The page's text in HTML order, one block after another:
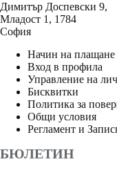
Димитър Доспевски 9,
Младост 1, 1784
София
Начин на плащане
Вход в профила
Управление на
Бисквитки
Политика за
Общи условия
Регламент и
БЮЛЕТИН